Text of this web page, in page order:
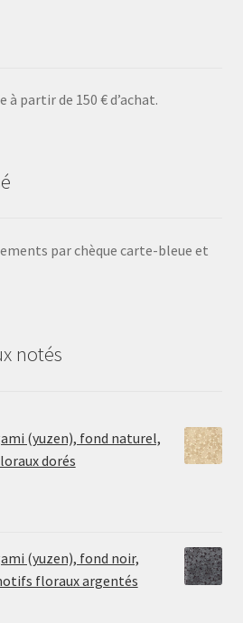
partir de 150 € d’achat.
par chèque carte-bleue et
notés
(yuzen), fond naturel,
dorés
(yuzen), fond noir,
floraux argentés